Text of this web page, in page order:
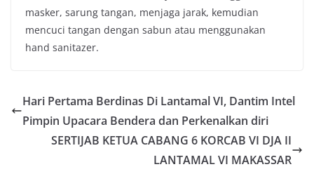
masker, sarung tangan, menjaga jarak, kemudian
mencuci tangan dengan sabun atau menggunakan
hand sanitazer.
Hari Pertama Berdinas Di Lantamal VI, Dantim Intel
Pimpin Upacara Bendera dan Perkenalkan diri
SERTIJAB KETUA CABANG 6 KORCAB VI DJA II
LANTAMAL VI MAKASSAR